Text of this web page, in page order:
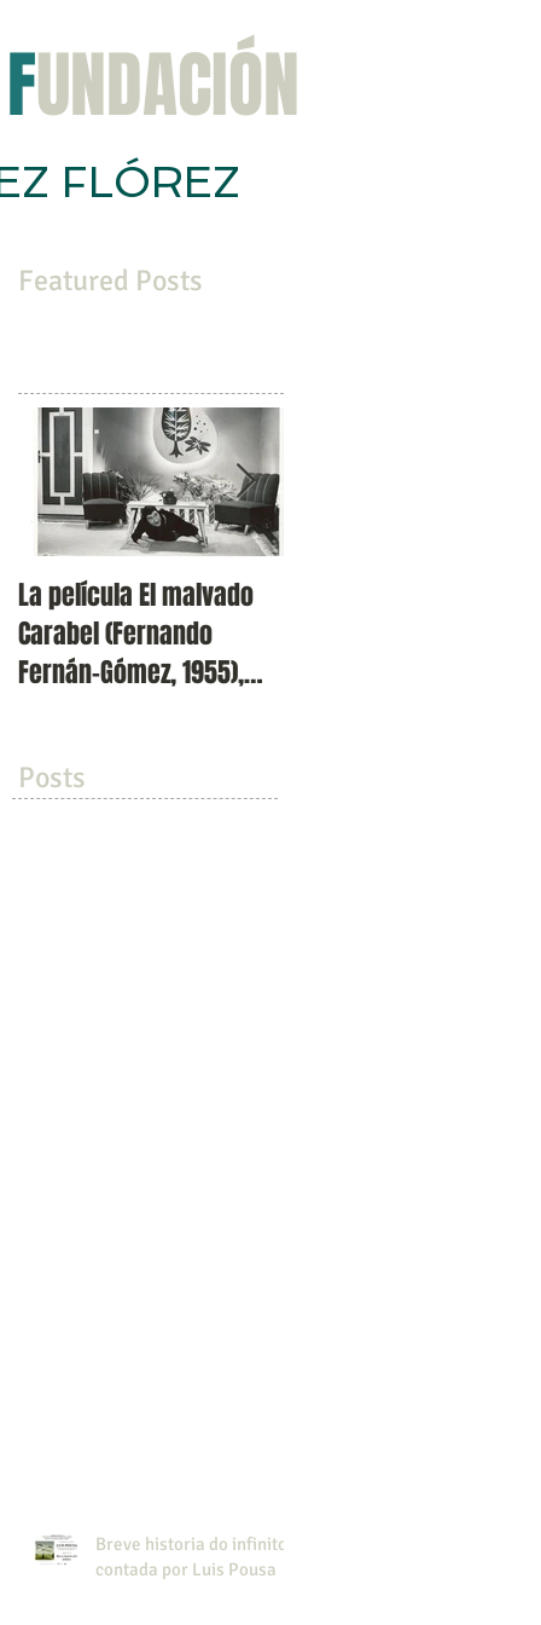
FLÓREZ
Featured Posts
La película El malvado
Carabel (Fernando
Fernán-Gómez, 1955),
Posts
Breve historia do infinito,
contada por Luis Pousa
FUNDACIÓN